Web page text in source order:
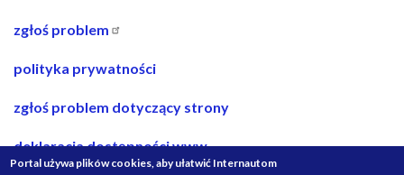
stopce
zgłoś problem
polityka prywatności
zgłoś problem dotyczący strony
deklaracja dostępności www
Portal używa plików cookies, aby ułatwić Internautom